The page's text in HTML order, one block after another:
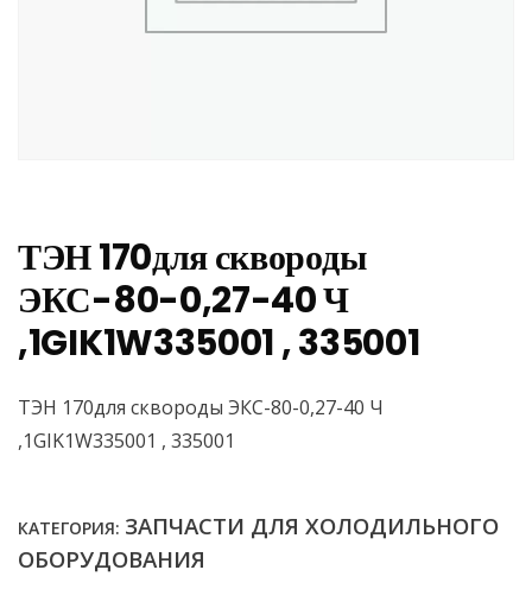
ТЭН 170для сквороды
ЭКС-80-0,27-40 Ч
,1GIK1W335001 , 335001
ТЭН 170для сквороды ЭКС-80-0,27-40 Ч
,1GIK1W335001 , 335001
КАТЕГОРИЯ: ЗАПЧАСТИ ДЛЯ ХОЛОДИЛЬНОГО
ОБОРУДОВАНИЯ